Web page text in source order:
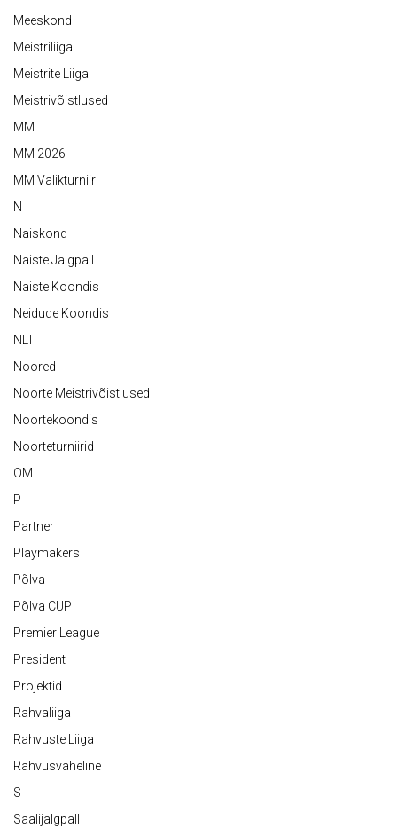
Meeskond
Meistriliiga
Meistrite Liiga
Meistrivõistlused
MM
MM 2026
MM Valikturniir
N
Naiskond
Naiste Jalgpall
Naiste Koondis
Neidude Koondis
NLT
Noored
Noorte Meistrivõistlused
Noortekoondis
Noorteturniirid
OM
P
Partner
Playmakers
Põlva
Põlva CUP
Premier League
President
Projektid
Rahvaliiga
Rahvuste Liiga
Rahvusvaheline
S
Saalijalgpall